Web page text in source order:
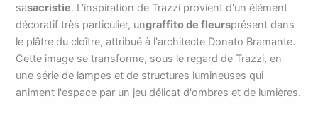
sasacristie. L'inspiration de Trazzi provient d'un élément
décoratif très particulier, ungraffito de fleursprésent dans
le plâtre du cloître, attribué à l'architecte Donato Bramante.
Cette image se transforme, sous le regard de Trazzi, en
une série de lampes et de structures lumineuses qui
animent l'espace par un jeu délicat d'ombres et de lumières.